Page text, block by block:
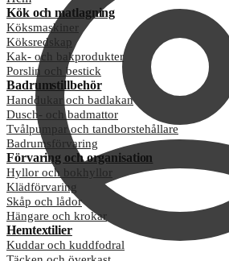
Kök och matlagning
Köksmaskiner
Köksredskap
Kak- och bakprodukter
Porslin och bestick
Badrumstillbehör
Handdukar och badlakan
Dusch- och badmattor
Tvålpumpar och tandborstehållare
Badrumsförvaring
Förvaring och organisation
Hyllor och bokhyllor
Klädförvaring
Skåp och lådor
Hängare och krokar
Hemtextilier
Kuddar och kuddfodral